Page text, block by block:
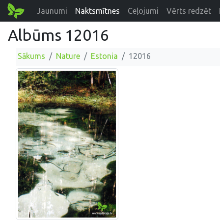
Jaunumi Naktsmītnes Ceļojumi Vērts redzēt
Albūms 12016
Sākums Nature Estonia 12016